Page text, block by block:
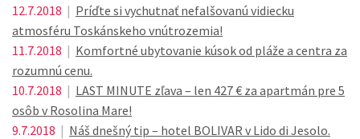
12.7.2018 | Príďte si vychutnať nefalšovanú vidiecku
atmosféru Toskánskeho vnútrozemia!
11.7.2018 | Komfortné ubytovanie kúsok od pláže a centra za
rozumnú cenu.
10.7.2018 | LAST MINUTE zľava – len 427 € za apartmán pre 5
osôb v Rosolina Mare!
9.7.2018 | Náš dnešný tip – hotel BOLIVAR v Lido di Jesolo.